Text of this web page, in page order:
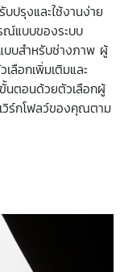
ปรุงและใช้งานง่าย
ณ์แบบของระบบ
บบสำหรับช่างภาพ ผู้
ลือกเพิ่มเติมและ
นตอนด้วยตัวเลือกผู้
วิร์กโฟลว์ของคุณตาม